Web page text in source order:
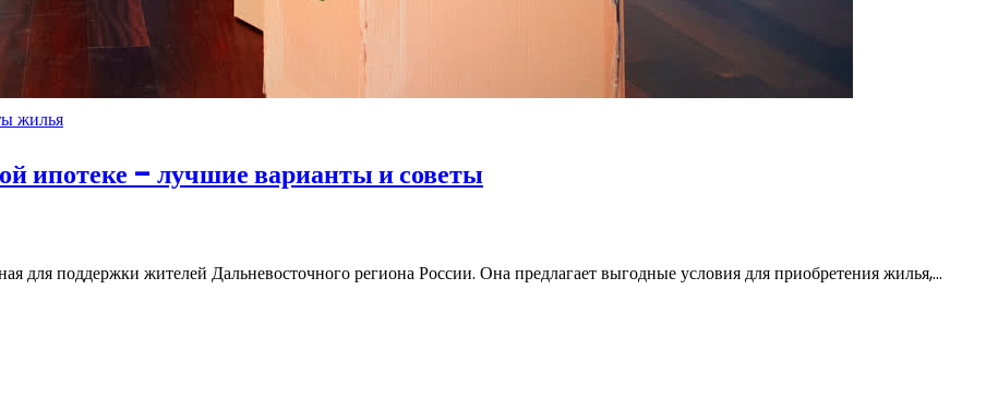
жилья
ипотеке – лучшие варианты и советы
для поддержки жителей Дальневосточного региона России. Она предлагает выгодные условия для приобретения жилья,…